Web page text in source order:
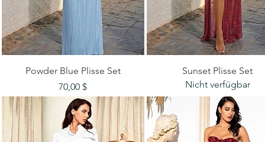
Schnellansicht
Powder Blue Plisse Set
Preis
70,00 $
Schnellansicht
Sunset Plisse Set
Nicht verfügbar